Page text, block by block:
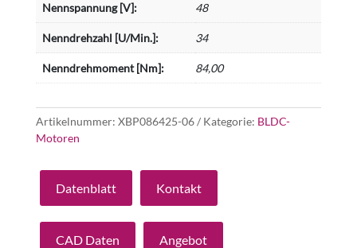
Nennspannung [V]: 48
Nenndrehzahl [U/Min.]: 34
Nenndrehmoment [Nm]: 84,00
Artikelnummer: XBP086425-06 Kategorie: BLDC-
Motoren
Datenblatt Kontakt
CAD Daten Angebot